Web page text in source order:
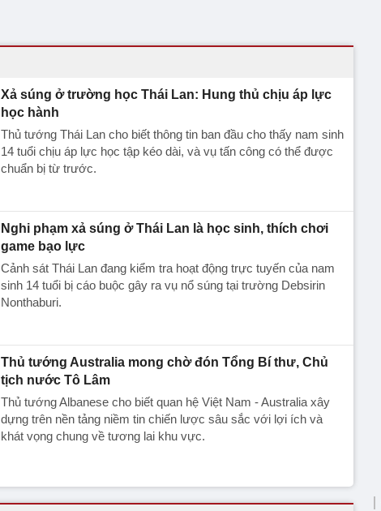
Xả súng ở trường học Thái Lan: Hung thủ chịu áp lực
học hành
Thủ tướng Thái Lan cho biết thông tin ban đầu cho thấy nam sinh
14 tuổi chịu áp lực học tập kéo dài, và vụ tấn công có thể được
chuẩn bị từ trước.
Nghi phạm xả súng ở Thái Lan là học sinh, thích chơi
game bạo lực
Cảnh sát Thái Lan đang kiểm tra hoạt động trực tuyến của nam
sinh 14 tuổi bị cáo buộc gây ra vụ nổ súng tại trường Debsirin
Nonthaburi.
Thủ tướng Australia mong chờ đón Tổng Bí thư, Chủ
tịch nước Tô Lâm
Thủ tướng Albanese cho biết quan hệ Việt Nam - Australia xây
dựng trên nền tảng niềm tin chiến lược sâu sắc với lợi ích và
khát vọng chung về tương lai khu vực.